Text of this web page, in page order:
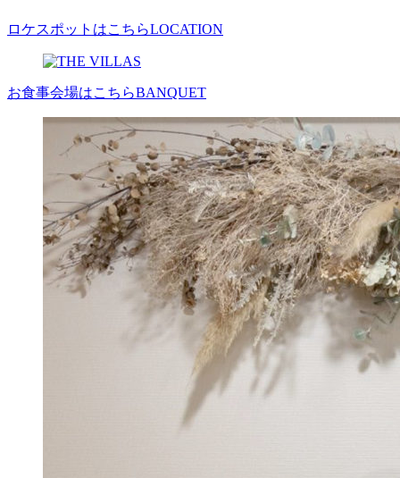
ロケスポットはこちらLOCATION
お食事会場はこちらBANQUET